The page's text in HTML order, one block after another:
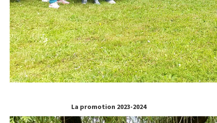
La promotion 2023-2024